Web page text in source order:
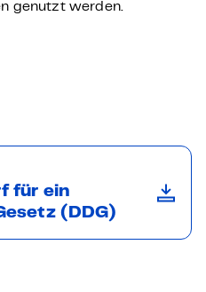
genutzt werden.
für ein
(DDG)